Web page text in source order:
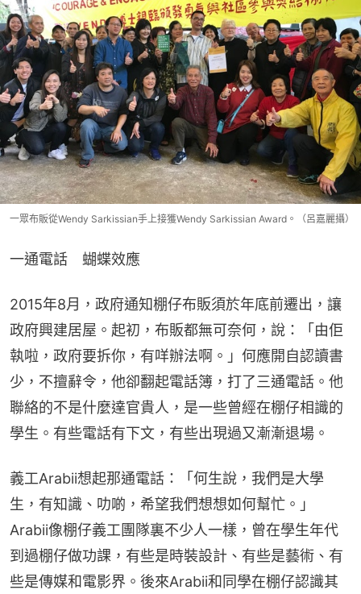
一眾布販從Wendy Sarkissian手上接獲Wendy Sarkissian Award。（呂嘉麗攝）
一通電話　蝴蝶效應
2015年8月，政府通知棚仔布販須於年底前遷出，讓
政府興建居屋。起初，布販都無可奈何，說：「由佢
執啦，政府要拆你，有咩辦法啊。」何應開自認讀書
少，不擅辭令，他卻翻起電話簿，打了三通電話。他
聯絡的不是什麼達官貴人，是一些曾經在棚仔相識的
學生。有些電話有下文，有些出現過又漸漸退場。
義工Arabii想起那通電話：「何生說，我們是大學
生，有知識、叻啲，希望我們想想如何幫忙。」
Arabii像棚仔義工團隊裏不少人一樣，曾在學生年代
到過棚仔做功課，有些是時裝設計、有些是藝術、有
些是傳媒和電影界。後來Arabii和同學在棚仔認識其